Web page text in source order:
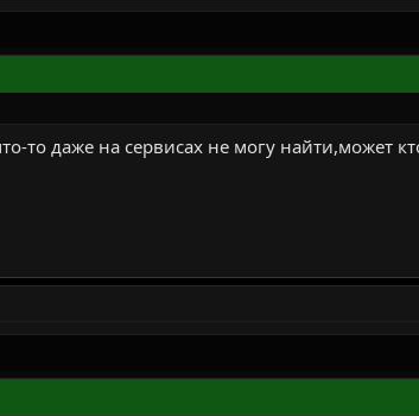
то даже на сервисах не могу найти,может